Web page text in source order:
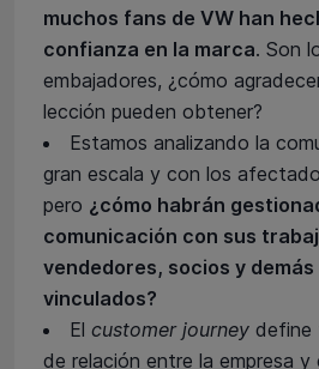
muchos fans de VW han
confianza en la marca. Son
embajadores, ¿cómo
lección pueden obtener?
Estamos analizando la
gran escala y con los
pero ¿cómo habrán
comunicación con sus
vendedores, socios y
vinculados?
El customer journey define
de relación entre la empresa y